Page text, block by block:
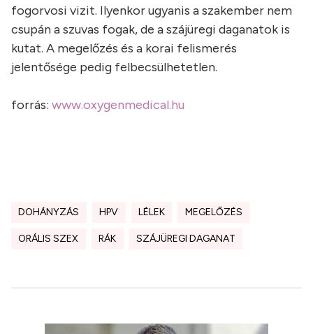
fogorvosi vizit. Ilyenkor ugyanis a szakember nem
csupán a szuvas fogak, de a szájüregi daganatok is
kutat. A megelőzés és a korai felismerés
jelentősége pedig felbecsülhetetlen.
forrás: www.oxygenmedical.hu
DOHÁNYZÁS HPV LÉLEK MEGELŐZÉS
ORÁLIS SZEX RÁK SZÁJÜREGI DAGANAT